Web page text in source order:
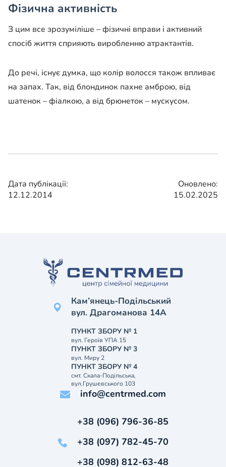
Фізична активність
З цим все зрозуміліше – фізичні вправи і активний
спосіб життя сприяють виробленню атрактантів.
До речі, існує думка, що колір волосся також впливає
на запах. Так, від блондинок пахне амброю, від
шатенок – фіалкою, а від брюнеток – мускусом.
Дата публікації:
12.12.2014
Оновлено:
15.02.2025
Кам’янець-Подільський
вул. Драгоманова 14А
ПУНКТ ЗБОРУ № 1
вул. Героїв УПА 15
ПУНКТ ЗБОРУ № 3
вул. Миру 2
ПУНКТ ЗБОРУ № 4
смт. Скала-Подільська,
вул.Грушевського 103
info@centrmed.com
+38 (096) 796-36-85
+38 (097) 782-45-70
+38 (098) 812-63-48